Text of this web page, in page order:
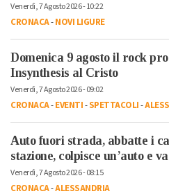
Venerdì, 7 Agosto 2026 - 10:22
CRONACA-NOVI LIGURE
Domenica 9 agosto il rock
Insynthesis al Cristo
Venerdì, 7 Agosto 2026 - 09:02
CRONACA-EVENTI-SPETTACOLI-
Auto fuori strada, abbatte i
stazione, colpisce un’auto e
Venerdì, 7 Agosto 2026 - 08:15
CRONACA-ALESSANDRIA